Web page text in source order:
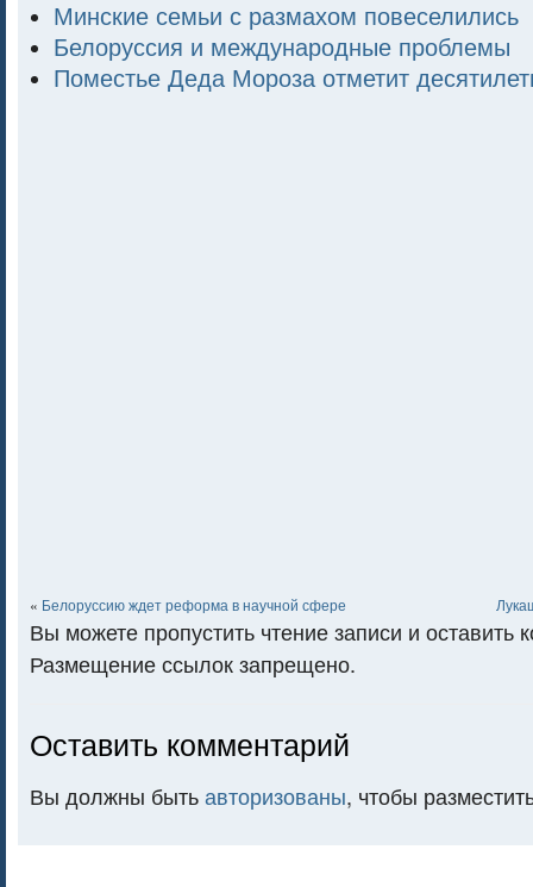
Минские семьи с размахом повеселились
Белоруссия и международные проблемы
Поместье Деда Мороза отметит
« Белоруссию ждет реформа в научной сфере
Вы можете пропустить чтение записи и оставить
Размещение ссылок запрещено.
Оставить комментарий
Вы должны бытьавторизованы, чтобы